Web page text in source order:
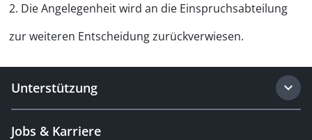
2. Die Angelegenheit wird an die Einspruchsabteilung
zur weiteren Entscheidung zurückverwiesen.
Unterstützung
Jobs & Karriere